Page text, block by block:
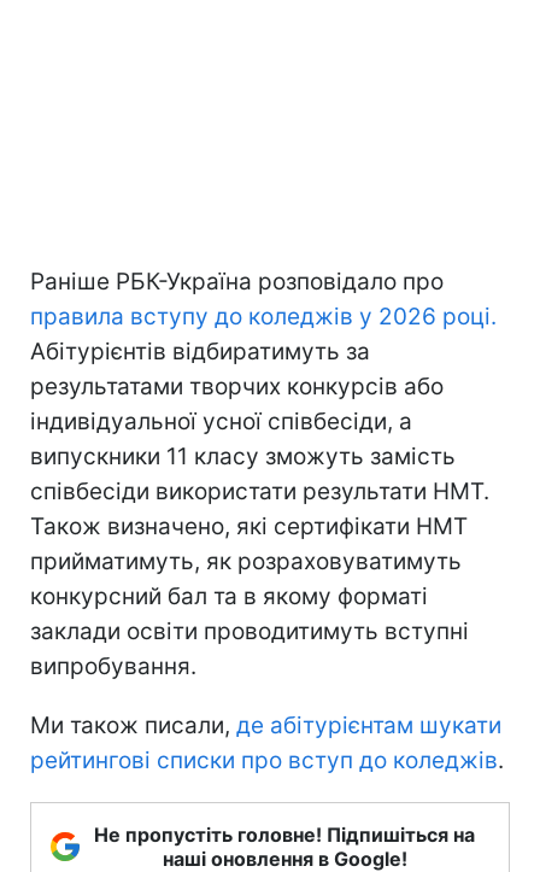
Раніше РБК-Україна розповідало про
правила вступу до коледжів у 2026 році.
Абітурієнтів відбиратимуть за
результатами творчих конкурсів або
індивідуальної усної співбесіди, а
випускники 11 класу зможуть замість
співбесіди використати результати НМТ.
Також визначено, які сертифікати НМТ
прийматимуть, як розраховуватимуть
конкурсний бал та в якому форматі
заклади освіти проводитимуть вступні
випробування.
Ми також писали, де абітурієнтам шукати
рейтингові списки про вступ до коледжів.
Не пропустіть головне! Підпишіться на
наші оновлення в Google!